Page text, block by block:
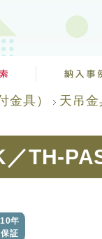
金具）
天吊
TH-
10年
保証